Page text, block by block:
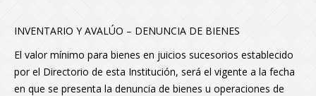
INVENTARIO Y AVALÚO – DENUNCIA DE BIENES
El valor mínimo para bienes en juicios sucesorios establecido
por el Directorio de esta Institución, será el vigente a la fecha
en que se presenta la denuncia de bienes u operaciones de